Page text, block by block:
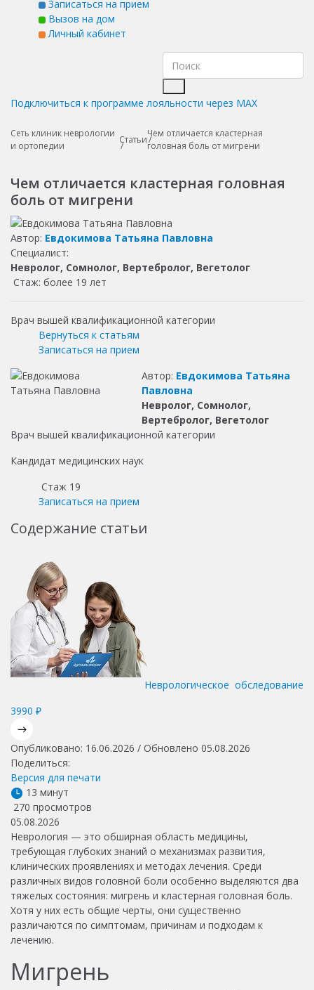
Записаться на прием
Вызов на дом
Личный кабинет
Подключиться к программе лояльности через MAX
Сеть клиник неврологии
и ортопедии
Статьи
Чем отличается кластерная
головная боль от мигрени
Чем отличается кластерная головная
боль от мигрени
Автор: Евдокимова Татьяна Павловна
Специалист:
Невролог, Сомнолог, Вертебролог, Вегетолог
Стаж: более 19 лет
Врач вышей квалификационной категории
Вернуться к статьям
Записаться на прием
Автор: Евдокимова Татьяна
Павловна
Невролог, Сомнолог,
Вертебролог, Вегетолог
Врач вышей квалификационной категории
Кандидат медицинских наук
Стаж 19
Записаться на прием
Содержание статьи
Неврологическое обследование
3990 ₽
Опубликовано: 16.06.2026 / Обновлено 05.08.2026
Поделиться:
Версия для печати
13 минут
270 просмотров
05.08.2026
Неврология — это обширная область медицины,
требующая глубоких знаний о механизмах развития,
клинических проявлениях и методах лечения. Среди
различных видов головной боли особенно выделяются два
тяжелых состояния: мигрень и кластерная головная боль.
Хотя у них есть общие черты, они существенно
различаются по симптомам, причинам и подходам к
лечению.
Мигрень